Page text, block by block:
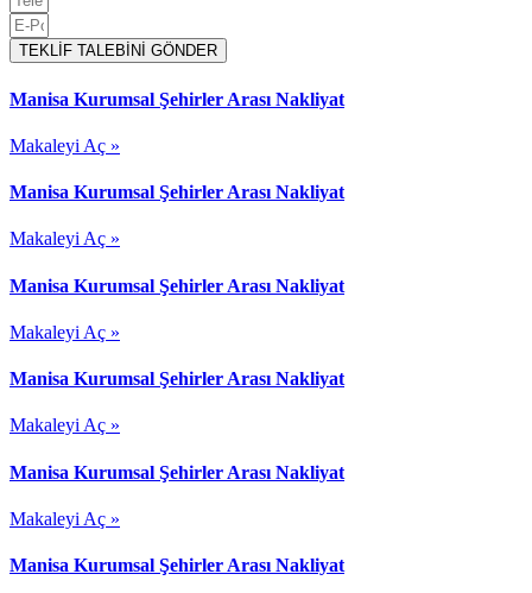
TEKLİF TALEBİNİ GÖNDER
Manisa Kurumsal Şehirler Arası Nakliyat
Makaleyi Aç »
Manisa Kurumsal Şehirler Arası Nakliyat
Makaleyi Aç »
Manisa Kurumsal Şehirler Arası Nakliyat
Makaleyi Aç »
Manisa Kurumsal Şehirler Arası Nakliyat
Makaleyi Aç »
Manisa Kurumsal Şehirler Arası Nakliyat
Makaleyi Aç »
Manisa Kurumsal Şehirler Arası Nakliyat